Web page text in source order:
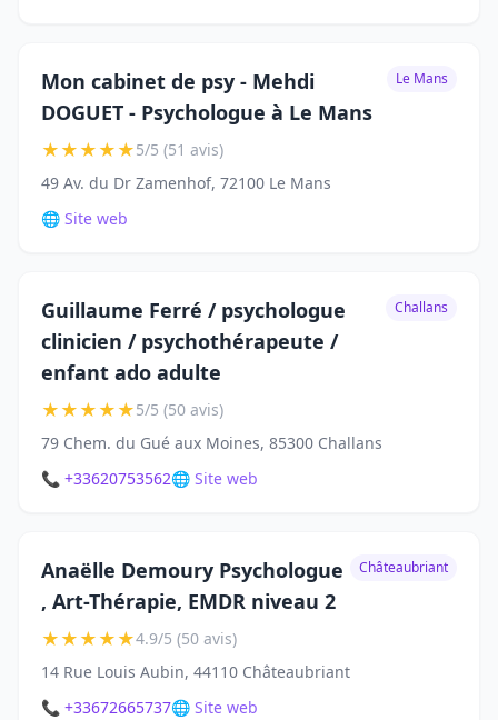
Mon cabinet de psy - Mehdi
DOGUET - Psychologue à Le Mans
Le Mans
★★★★★5/5 (51 avis)
49 Av. du Dr Zamenhof, 72100 Le Mans
🌐 Site web
Guillaume Ferré / psychologue
clinicien / psychothérapeute /
enfant ado adulte
Challans
★★★★★5/5 (50 avis)
79 Chem. du Gué aux Moines, 85300 Challans
📞 +33620753562🌐 Site web
Anaëlle Demoury Psychologue
, Art-Thérapie, EMDR niveau 2
Châteaubriant
★★★★★4.9/5 (50 avis)
14 Rue Louis Aubin, 44110 Châteaubriant
📞 +33672665737🌐 Site web